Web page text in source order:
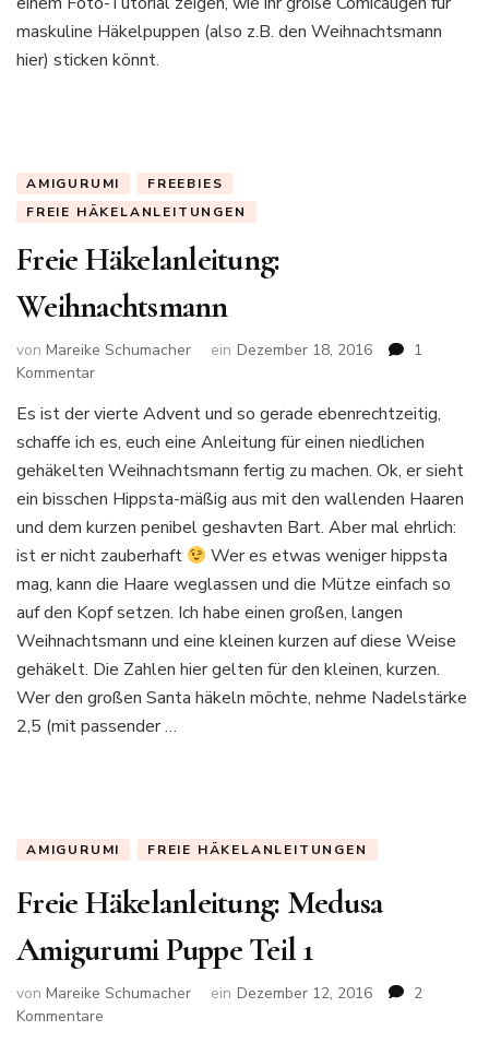
maskuline Häkelpuppen (also z.B. den Weihnachtsmann
hier) sticken könnt.
AMIGURUMI
FREEBIES
FREIE HÄKELANLEITUNGEN
Freie Häkelanleitung:
Weihnachtsmann
von Mareike Schumacher ein Dezember 18, 2016
1
Kommentarzu
Häkelanleitung:
Weihnachtsmann
Es ist der vierte Advent und so gerade ebenrechtzeitig,
schaffe ich es, euch eine Anleitung für einen niedlichen
gehäkelten Weihnachtsmann fertig zu machen. Ok, er sieht
ein bisschen Hippsta-mäßig aus mit den wallenden Haaren
und dem kurzen penibel geshavten Bart. Aber mal ehrlich:
ist er nicht zauberhaft
Wer es etwas weniger hippsta
mag, kann die Haare weglassen und die Mütze einfach so
auf den Kopf setzen. Ich habe einen großen, langen
Weihnachtsmann und eine kleinen kurzen auf diese Weise
gehäkelt. Die Zahlen hier gelten für den kleinen, kurzen.
Wer den großen Santa häkeln möchte, nehme Nadelstärke
2,5 (mit passender …
AMIGURUMI FREIE HÄKELANLEITUNGEN
Freie Häkelanleitung: Medusa
Amigurumi Puppe Teil 1
von Mareike Schumacher ein Dezember 12, 2016
2
Kommentare